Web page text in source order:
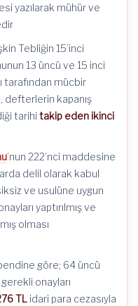
yazılarak mühür ve
Tebliğin 15’inci
13 üncü ve 15 inci
tarafından mücbir
defterlerin kapanış
tarihi takip eden ikinci
’nun 222’nci maddesine
delil olarak kabul
ve usulüne uygun
yaptırılmış ve
olması
göre; 64 üncü
onayları
TL idari para cezasıyla